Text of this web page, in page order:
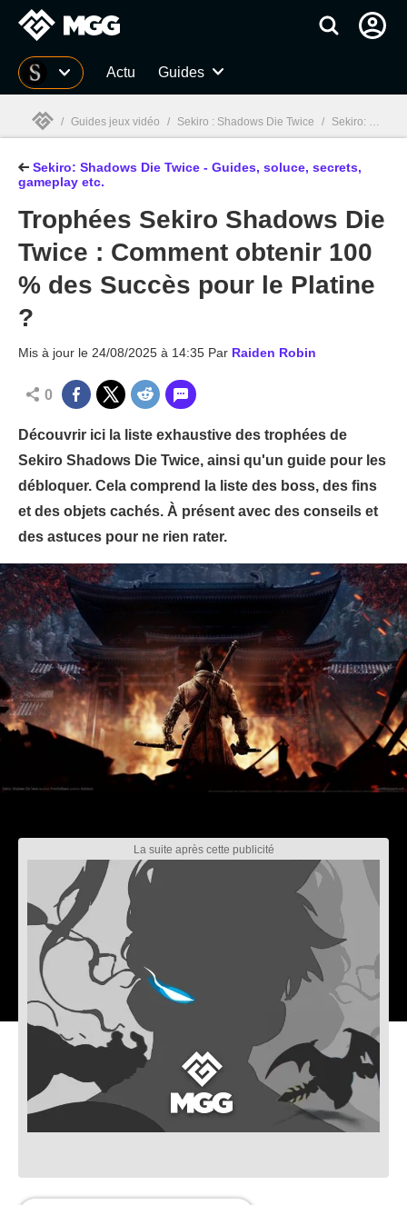
MGG Actu Guides
MGG
/ Guides jeux vidéo / Sekiro : Shadows Die Twice / Sekiro: Shadows Die Twice - Guide, boss, soluce complète, secrets
Sekiro: Shadows Die Twice - Guides, soluce, secrets,
gameplay etc.
Trophées Sekiro Shadows Die
Twice : Comment obtenir 100
% des Succès pour le Platine
?
Mis à jour le 24/08/2025 à 14:35 Par Raiden Robin
0
Découvrir ici la liste exhaustive des trophées de
Sekiro Shadows Die Twice, ainsi qu'un guide pour les
débloquer. Cela comprend la liste des boss, des fins
et des objets cachés. À présent avec des conseils et
des astuces pour ne rien rater.